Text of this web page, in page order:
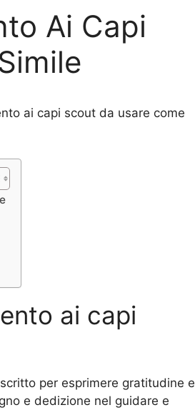
Ai Capi
ai capi scout da usare come
ai capi
per esprimere gratitudine e
e dedizione nel guidare e